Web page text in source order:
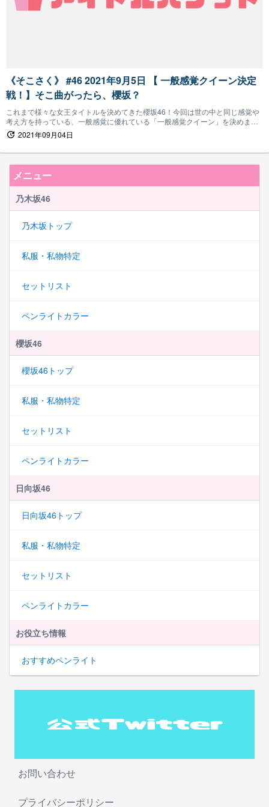
《そこさく》 #46 2021年9月5日 【 一般感覚クイーン決定
戦！】そこ曲がったら、櫻坂？
これまで様々な女王タイトルを決めてきた櫻坂46！今回は世の中と同じ感覚や
考え方を持っている、一般感覚に優れている「一般感覚クイーン」を決めま
す！2021年09月04日
メニュー
乃木坂46
乃木坂トップ
私服・私物特定
セットリスト
ペンライトカラー
櫻坂46
櫻坂46トップ
私服・私物特定
セットリスト
ペンライトカラー
日向坂46
日向坂46トップ
私服・私物特定
セットリスト
ペンライトカラー
お役立ち情報
おすすめペンライト
お問い合わせ
プライバシーポリシー